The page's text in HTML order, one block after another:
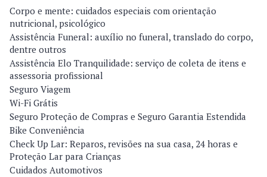
Corpo e mente: cuidados especiais com orientação
nutricional, psicológico
Assistência Funeral: auxílio no funeral, translado do corpo,
dentre outros
Assistência Elo Tranquilidade: serviço de coleta de itens e
assessoria profissional
Seguro Viagem
Wi-Fi Grátis
Seguro Proteção de Compras e Seguro Garantia Estendida
Bike Conveniência
Check Up Lar: Reparos, revisões na sua casa, 24 horas e
Proteção Lar para Crianças
Cuidados Automotivos